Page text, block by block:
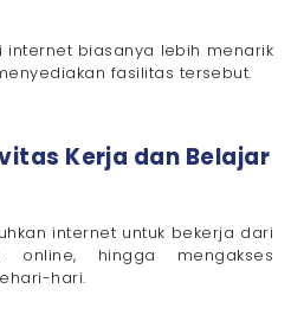
internet biasanya lebih menarik
fasilitas tersebut.
Kerja dan Belajar
internet untuk bekerja dari
online, hingga mengakses
hari.